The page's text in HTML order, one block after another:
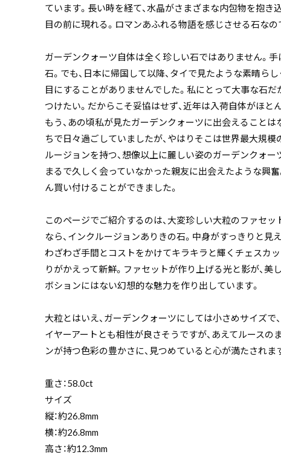
ています。長い時を経て、水晶がさまざまな内包物を抱き
目の前に現れる。ロマンあふれる物語を感じさせる石なの
ガーデンクォーツ自体は全く珍しい石ではありません。
石。でも、日本に帰国して以降、タイで見たような素晴ら
目にすることがありませんでした。私にとって大事な石
つけたい。だからこそ妥協はせず、近年は入荷自体がほと
もう、あの頃私が見たガーデンクォーツに出会えること
ちで日々過ごしていましたが、やはりそこは世界最大規模
ルージョンを持つ、想像以上に麗しい姿のガーデンクォー
まるで久しく会っていなかった親友に出会えたような興
ん買い付けることができました。
このページでご紹介するのは、大変珍しい大粒のファセ
なら、インクルージョンありきの石。中身がすっきりと見
わざわざ手間とコストをかけてキラキラと輝くチェスカ
りがかえって新鮮。ファセットが作り上げる光と影が、美
ボションにはない幻想的な魅力を作り出しています。
大粒とはいえ、ガーデンクォーツにしては小さめサイズで
イヤーアートとも相性が良さそうですが、あえてルースの
ンが持つ色彩の豊かさに、見つめていると心が満たされま
重さ：58.0ct
サイズ
縦：約26.8mm
横：約26.8mm
高さ：約12.3mm